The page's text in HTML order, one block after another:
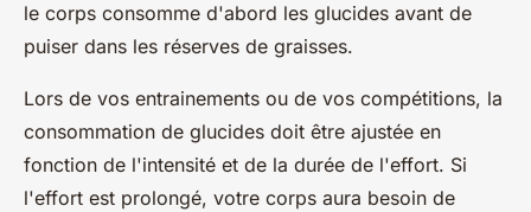
le corps consomme d'abord les glucides avant de
puiser dans les réserves de graisses.
Lors de vos entrainements ou de vos compétitions, la
consommation de glucides doit être ajustée en
fonction de l'intensité et de la durée de l'effort. Si
l'effort est prolongé, votre corps aura besoin de